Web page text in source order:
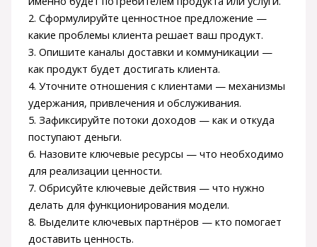
2. Сформулируйте ценностное предложение —
какие проблемы клиента решает ваш продукт.
3. Опишите каналы доставки и коммуникации —
как продукт будет достигать клиента.
4. Уточните отношения с клиентами — механизмы
удержания, привлечения и обслуживания.
5. Зафиксируйте потоки доходов — как и откуда
поступают деньги.
6. Назовите ключевые ресурсы — что необходимо
для реализации ценности.
7. Обрисуйте ключевые действия — что нужно
делать для функционирования модели.
8. Выделите ключевых партнёров — кто помогает
доставить ценность.